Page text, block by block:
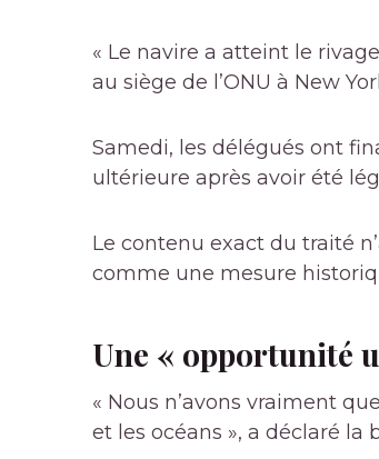
« Le navire a atteint le
au siège de l’ONU à New
Samedi, les délégués ont
ultérieure après avoir été
Le contenu exact du traité
comme une mesure
Une « opportunité
« Nous n’avons vraiment
et les océans », a déclaré